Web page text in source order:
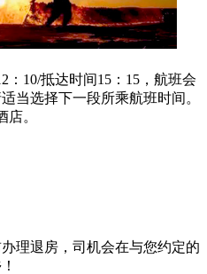
：10/抵达时间15：15，航班会
当选择下一段所乘航班时间。
。
理退房，司机会在与您约定的